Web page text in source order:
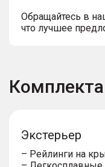
Обращайтесь в
что лучшее
Экстерьер
– Рейлинги на